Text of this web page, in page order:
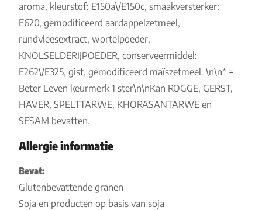
aroma, kleurstof: E150a\/E150c, smaakversterker:
E620, gemodificeerd aardappelzetmeel,
rundvleesextract, wortelpoeder,
KNOLSELDERIJPOEDER, conserveermiddel:
E262\/E325, gist, gemodificeerd maïszetmeel. \n\n* =
Beter Leven keurmerk 1 ster\n\nKan ROGGE, GERST,
HAVER, SPELTTARWE, KHORASANTARWE en
SESAM bevatten.
Allergie informatie
Bevat:
Glutenbevattende granen
Soja en producten op basis van soja